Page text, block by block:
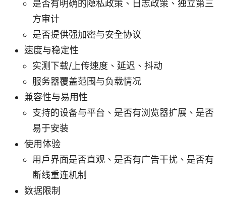
是否有明确的隐私政策、日志政策、独立第三
方审计
是否提供强加密与安全协议
速度与稳定性
实测下载/上传速度、延迟、抖动
服务器覆盖范围与负载情况
兼容性与易用性
支持的设备与平台、是否有浏览器扩展、是否
易于安装
使用体验
用户界面是否直观、是否有广告干扰、是否有
断线重连机制
数据限制